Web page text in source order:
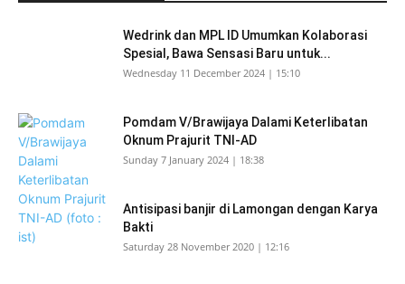
Wedrink dan MPL ID Umumkan Kolaborasi
Spesial, Bawa Sensasi Baru untuk...
Wednesday 11 December 2024 | 15:10
Pomdam V/Brawijaya Dalami Keterlibatan
Oknum Prajurit TNI-AD
Sunday 7 January 2024 | 18:38
Antisipasi banjir di Lamongan dengan Karya
Bakti
Saturday 28 November 2020 | 12:16